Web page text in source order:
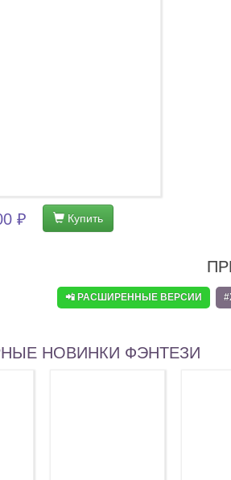
₽ Купить
📲 РАСШИРЕННЫЕ ВЕРСИИ
НОВИНКИ ФЭНТЕЗИ